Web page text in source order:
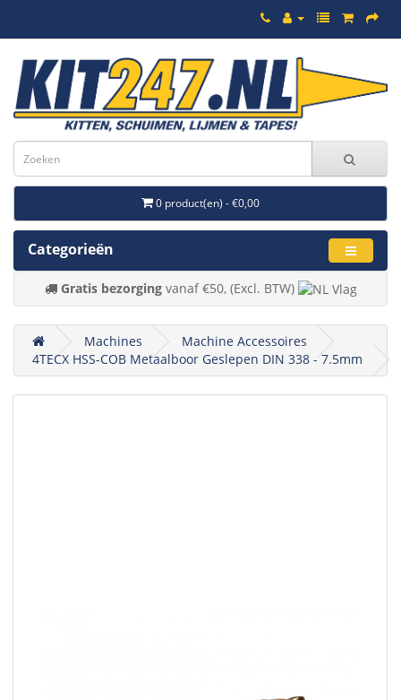
0 product(en) - €0,00
Categorieën
Gratis bezorgingvanaf €50, (Excl. BTW)
Machines
Machine Accessoires
4TECX HSS-COB Metaalboor Geslepen DIN 338 - 7.5mm